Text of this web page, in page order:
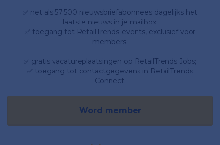
✅ net als 57.500 nieuwsbriefabonnees dagelijks het
laatste nieuws in je mailbox;
✅ toegang tot RetailTrends-events, exclusief voor
members.
✅ gratis vacatureplaatsingen op RetailTrends Jobs;
✅ toegang tot contactgegevens in RetailTrends
Connect.
Word member